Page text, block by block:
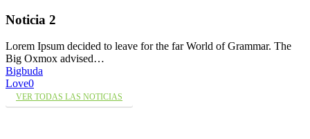
Noticia 2
Lorem Ipsum decided to leave for the far World of Grammar. The
Big Oxmox advised…
Bigbuda
Love0
VER TODAS LAS NOTICIAS